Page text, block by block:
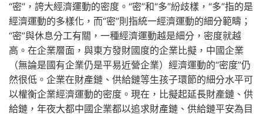
“密”，誇大經濟運動的密度。“密”和“多”紛歧樣，“多”指的是
經濟運動的多樣化，而“密”則指統一經濟運動的細分範疇；
“密”與休息分工有關，一種經濟運動越是細分，密度就越
高。在企業層面，與東方發財國度的企業比擬，中國企業
（無論是國有企業仍是平易近營企業）經濟運動的“密度”仍
然很低。企業在財產鏈、供給鏈等生孩子環節的細分水平可
以權衡企業經濟運動的密度。現在，比擬起延長財產鏈、供
給鏈，年夜大都中國企業都以追求財產鏈、供給鏈平安為目